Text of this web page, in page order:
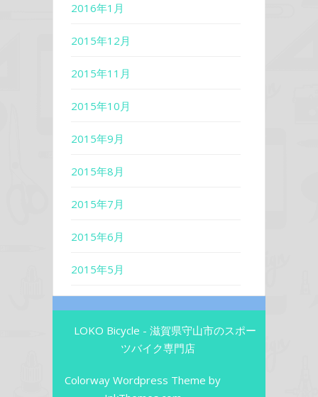
2016年1月
2015年12月
2015年11月
2015年10月
2015年9月
2015年8月
2015年7月
2015年6月
2015年5月
LOKO Bicycle - 滋賀県守山市のスポー
ツバイク専門店
Colorway Wordpress Theme by